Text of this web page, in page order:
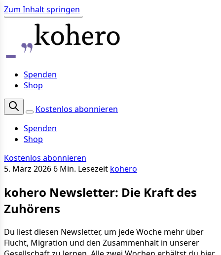
Zum Inhalt springen
Spenden
Shop
Kostenlos abonnieren
Spenden
Shop
Kostenlos abonnieren
5. März 2026 6 Min. Lesezeit kohero
kohero Newsletter: Die Kraft des
Zuhörens
Du liest diesen Newsletter, um jede Woche mehr über
Flucht, Migration und den Zusammenhalt in unserer